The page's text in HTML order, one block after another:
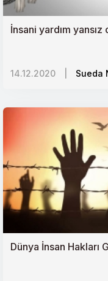
İnsani yardım yansız
14.12.2020 Sueda
Dünya İnsan Hakları